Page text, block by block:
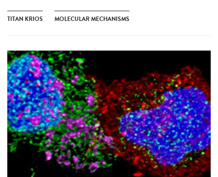
TITAN KRIOS MOLECULAR MECHANISMS